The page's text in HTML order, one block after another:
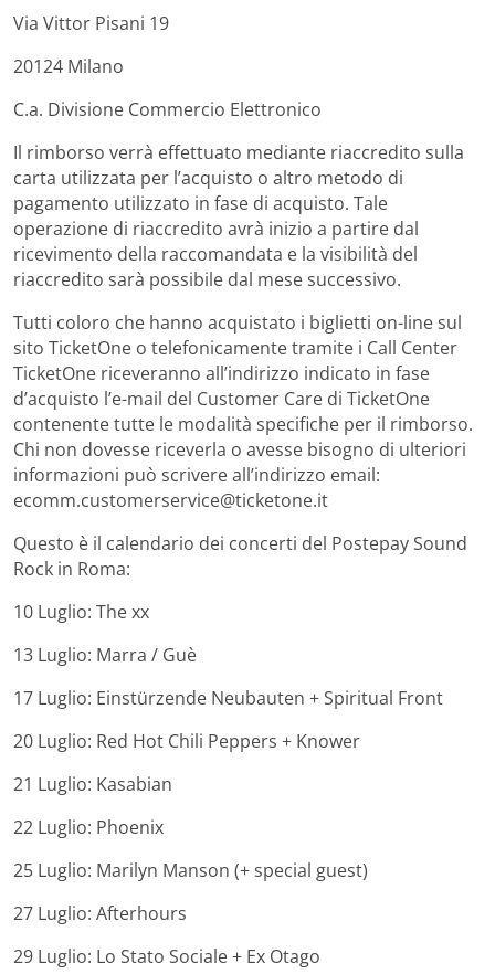
Via Vittor Pisani 19
20124 Milano
C.a. Divisione Commercio Elettronico
Il rimborso verrà effettuato mediante riaccredito sulla
carta utilizzata per l’acquisto o altro metodo di
pagamento utilizzato in fase di acquisto. Tale
operazione di riaccredito avrà inizio a partire dal
ricevimento della raccomandata e la visibilità del
riaccredito sarà possibile dal mese successivo.
Tutti coloro che hanno acquistato i biglietti on-line sul
sito TicketOne o telefonicamente tramite i Call Center
TicketOne riceveranno all’indirizzo indicato in fase
d’acquisto l’e-mail del Customer Care di TicketOne
contenente tutte le modalità specifiche per il rimborso.
Chi non dovesse riceverla o avesse bisogno di ulteriori
informazioni può scrivere all’indirizzo email:
ecomm.customerservice@ticketone.it
Questo è il calendario dei concerti del Postepay Sound
Rock in Roma:
10 Luglio: The xx
13 Luglio: Marra / Guè
17 Luglio: Einstürzende Neubauten + Spiritual Front
20 Luglio: Red Hot Chili Peppers + Knower
21 Luglio: Kasabian
22 Luglio: Phoenix
25 Luglio: Marilyn Manson (+ special guest)
27 Luglio: Afterhours
29 Luglio: Lo Stato Sociale + Ex Otago